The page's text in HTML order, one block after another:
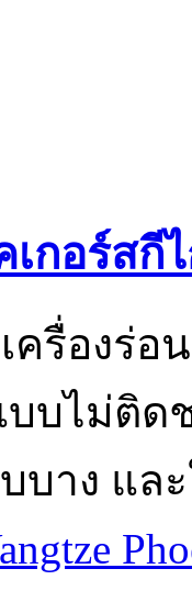
กอร์สกี
ครื่องร่
บไม่ติด
บาง แล